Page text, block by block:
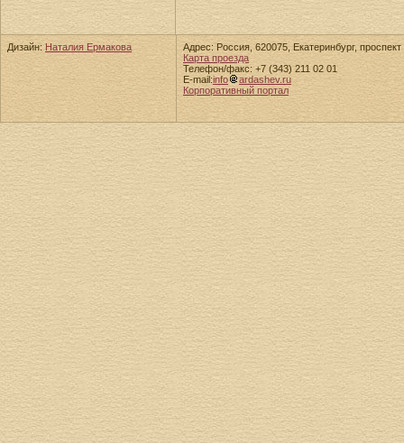
Дизайн: Наталия Ермакова
Адрес: Россия, 620075, Екатеринбург,
Карта проезда
Телефон/факс: +7 (343) 211 02 01
E-mail:info
ardashev.ru
Корпоративный портал